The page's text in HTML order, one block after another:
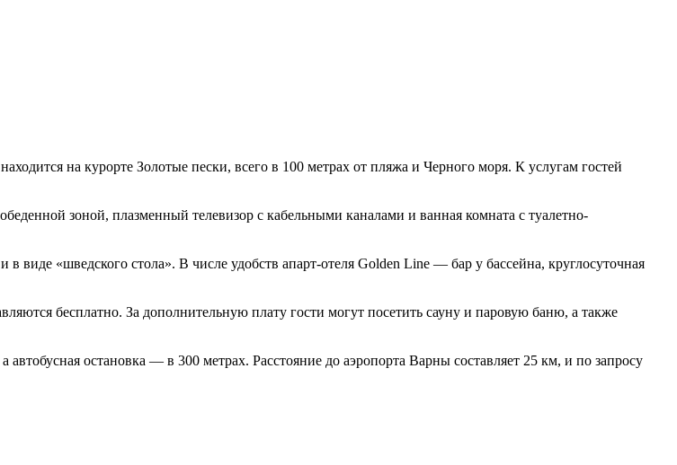
на курорте Золотые пески, всего в 100 метрах от пляжа и Черного моря. К услугам гостей
зоной, плазменный телевизор с кабельными каналами и ванная комната с туалетно-
виде «шведского стола». В числе удобств апарт-отеля Golden Line — бар у бассейна, круглосуточная
бесплатно. За дополнительную плату гости могут посетить сауну и паровую баню, а также
остановка — в 300 метрах. Расстояние до аэропорта Варны составляет 25 км, и по запросу